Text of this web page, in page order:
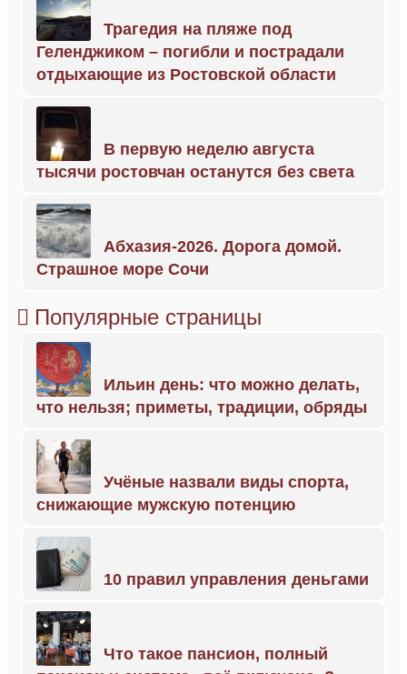
Трагедия на пляже под
Геленджиком – погибли и пострадали
отдыхающие из Ростовской области
В первую неделю августа
тысячи ростовчан останутся без света
Абхазия-2026. Дорога домой.
Страшное море Сочи
Популярные страницы
Ильин день: что можно делать,
что нельзя; приметы, традиции, обряды
Учёные назвали виды спорта,
снижающие мужскую потенцию
10 правил управления деньгами
Что такое пансион, полный